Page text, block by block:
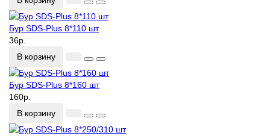
Бур SDS-Plus 8*110 шт
36р.
В корзину
Бур SDS-Plus 8*160 шт
160р.
В корзину